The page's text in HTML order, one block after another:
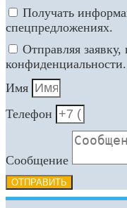
Получать
спецпредложениях.
Отправляя
конфиденциальности.
Имя
Телефон
Сообщение
ОТПРАВИТЬ